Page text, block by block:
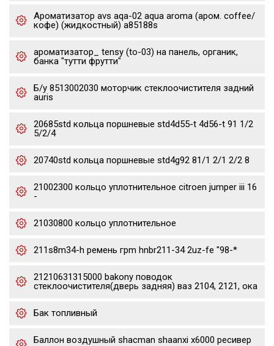
Ароматизатор avs aqa-02 aqua aroma (аром. coffee/
кофе) (жидкостный) a85188s
ароматизатор_ tensy (to-03) на панель, органик,
банка "тутти фрутти"
Б/у 8513002030 моторчик стеклоочистителя задний
auris
20685std кольца поршневые std4d55-t 4d56-t 91 1/2
5/2/4
20740std кольца поршневые std4g92 81/1 2/1 2/2 8
21002300 кольцо уплотнительное citroen jumper iii 16
-
21030800 кольцо уплотнительное
211s8m34-h ремень грm hnbr211-34 2uz-fe "98-*
21210631315000 bakony поводок
стеклоочистителя(дверь задняя) ваз 2104, 2121, ока
Бак топливный
Баллон воздушный shacman shaanxi x6000 ресивер